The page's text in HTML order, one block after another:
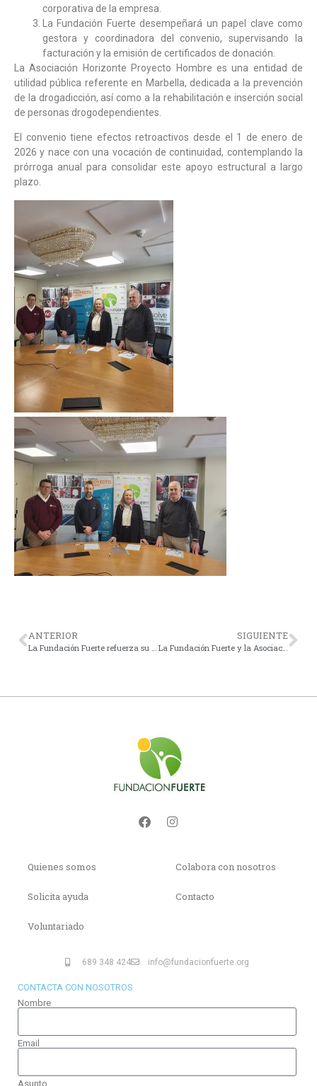
corporativa de la empresa.
La Fundación Fuerte desempeñará un papel clave como
gestora y coordinadora del convenio, supervisando la
facturación y la emisión de certificados de donación.
La Asociación Horizonte Proyecto Hombre es una entidad de
utilidad pública referente en Marbella, dedicada a la prevención
de la drogadicción, así como a la rehabilitación e inserción social
de personas drogodependientes.
El convenio tiene efectos retroactivos desde el 1 de enero de
2026 y nace con una vocación de continuidad, contemplando la
prórroga anual para consolidar este apoyo estructural a largo
plazo.
ANTERIOR SIGUIENTE
La Fundación Fuerte y la Asociación Marbella Activa refuerzan su compromiso con la cultura local
Quienes somos
Solicita ayuda
Voluntariado
Colabora con nosotros
Contacto
689 348 424 info@fundacionfuerte.org
CONTACTA CON NOSOTROS
Nombre
Email
Asunto